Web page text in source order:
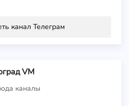
канал Телеграм
VM
каналы